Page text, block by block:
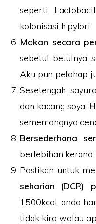
seperti
kolonisasi h.pylori.
Makan secara
sebetul-betulnya,
Aku pun pelahap
Sesetengah
dan kacang soya.
sememangnya
Bersederhana
berlebihan kerana
Pastikan untuk
seharian (DCR)
1500kcal, anda
tidak kira walau